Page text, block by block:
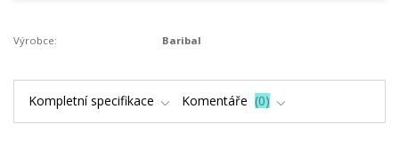
Výrobce: Baribal
Kompletní specifikace Komentáře 0